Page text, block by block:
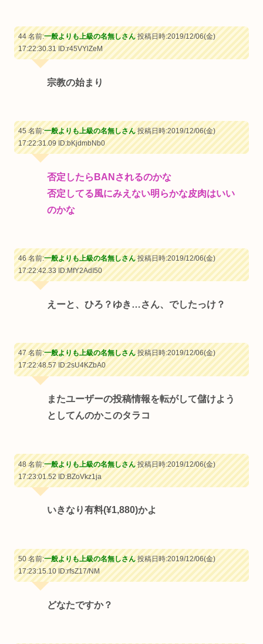
44 名前:一般よりも上級の名無しさん投稿日時:2019/12/06(金)
17:22:30.31ID:r45VYlZeM
宗教の始まり
45 名前:一般よりも上級の名無しさん投稿日時:2019/12/06(金)
17:22:31.09ID:bKjdmbNb0
否定したらBANされるのかな
否定してる風にみえない明らかな皮肉はいい
のかな
46 名前:一般よりも上級の名無しさん投稿日時:2019/12/06(金)
17:22:42.33ID:MfY2AdI50
えーと、ひろ？ゆき…さん、でしたっけ？
47 名前:一般よりも上級の名無しさん投稿日時:2019/12/06(金)
17:22:48.57ID:2sU4KZbA0
またユーザーの投稿情報を転がして儲けよう
としてんのかこのタラコ
48 名前:一般よりも上級の名無しさん投稿日時:2019/12/06(金)
17:23:01.52ID:BZoVkz1ja
いきなり有料(¥1,880)かよ
50 名前:一般よりも上級の名無しさん投稿日時:2019/12/06(金)
17:23:15.10ID:rfsZ17/NM
どなたですか？